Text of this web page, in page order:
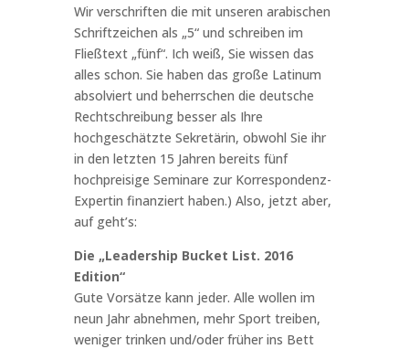
Wir verschriften die mit unseren arabischen
Schriftzeichen als „5“ und schreiben im
Fließtext „fünf“. Ich weiß, Sie wissen das
alles schon. Sie haben das große Latinum
absolviert und beherrschen die deutsche
Rechtschreibung besser als Ihre
hochgeschätzte Sekretärin, obwohl Sie ihr
in den letzten 15 Jahren bereits fünf
hochpreisige Seminare zur Korrespondenz-
Expertin finanziert haben.) Also, jetzt aber,
auf geht’s:
Die „Leadership Bucket List. 2016
Edition“
Gute Vorsätze kann jeder. Alle wollen im
neun Jahr abnehmen, mehr Sport treiben,
weniger trinken und/oder früher ins Bett